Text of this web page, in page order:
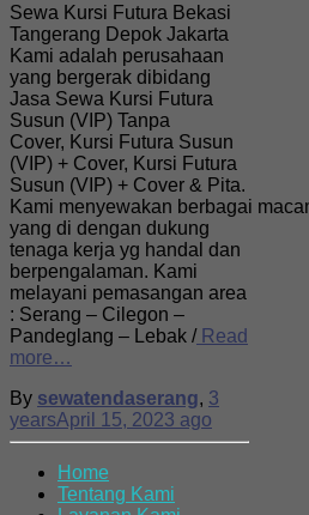
Sewa Kursi Futura Bekasi
Tangerang Depok Jakarta
Kami adalah perusahaan
yang bergerak dibidang
Jasa Sewa Kursi Futura
Susun (VIP) Tanpa
Cover, Kursi Futura Susun
(VIP) + Cover, Kursi Futura
Susun (VIP) + Cover & Pita.
Kami menyewakan berbagai
yang di dengan dukung
tenaga kerja yg handal dan
berpengalaman. Kami
melayani pemasangan area
: Serang – Cilegon –
Pandeglang – Lebak /Read
more…
By sewatendaserang, 3
yearsApril 15, 2023 ago
Home
Tentang Kami